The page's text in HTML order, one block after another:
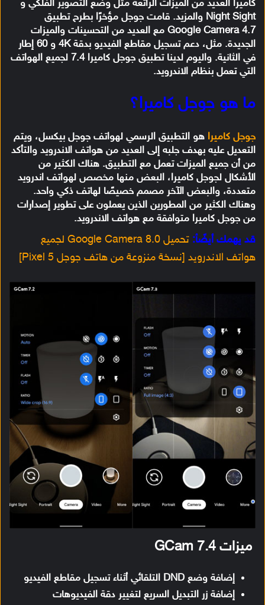
كاميرا العديد من الميزات الرائعة مثل وضع التصوير الفلكي و
Night Sight والمزيد. قامت جوجل مؤخرًا بطرح تطبيق
Google Camera 4.7 مع العديد من التحسينات والميزات
الجديدة. مثل، دعم تسجيل مقاطع الفيديو بدقة 4K و 60 إطار
في الثانية. واليوم لدينا تطبيق جوجل كاميرا 7.4 لجميع الهواتف
التي تعمل بنظام الاندرويد.
ما هو جوجل كاميرا؟
جوجل كاميرا هو التطبيق الرسمي لهواتف جوجل بيكسل، ويتم
التعديل عليه بهدف جلبه إلى العديد من هواتف الاندرويد والتأكد
من أن جميع الميزات تعمل مع التطبيق. هناك الكثير من
الأشكال لجوجل كاميرا، البعض منها مخصص لهواتف اندرويد
متعددة، والبعض الآخر مصمم خصيصًا لهاتف ذكي واحد.
وهناك الكثير من المطورين الذين يعملون على تطوير إصدارات
من جوجل كاميرا متوافقة مع هواتف الاندرويد.
قد يهمك أيضًأ:
تحميل Google Camera 8.0 لجميع
هواتف الاندرويد [نسخة منزوعة من هاتف جوجل Pixel 5]
ميزات GCam 7.4
إضافة وضع DND التلقائي أثناء تسجيل مقاطع الفيديو
إضافة زر التبديل السريع لتغيير دقة الفيديوهات